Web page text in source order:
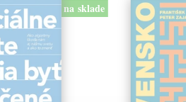
na sklade